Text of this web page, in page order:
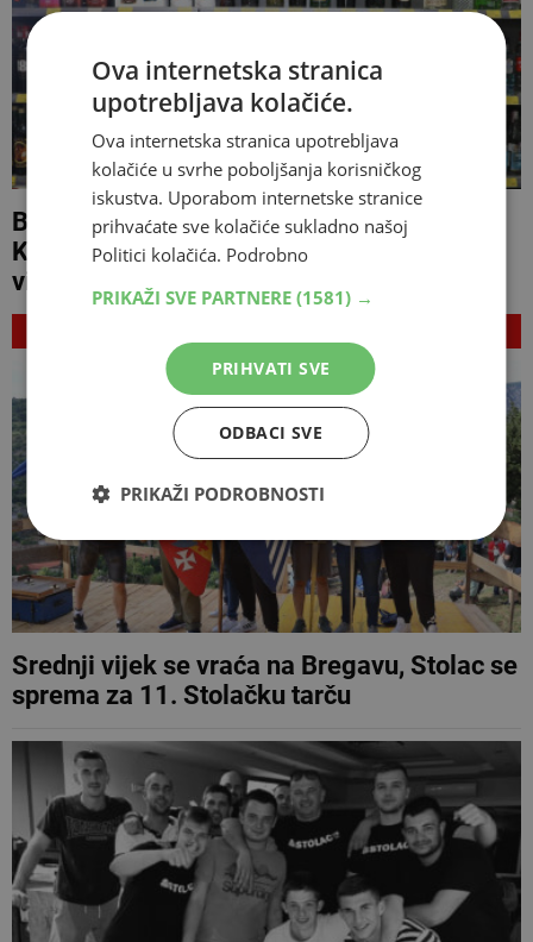
BiH uvezla alkohol vrijedan 224 milijuna
KM, najviše piva uvozimo iz Srbije, najviše
vina iz Hrvatske
Srednji vijek se vraća na Bregavu, Stolac se
sprema za 11. Stolačku tarču
Ova internetska stranica
upotrebljava kolačiće.
Ova internetska stranica upotrebljava
kolačiće u svrhe poboljšanja korisničkog
iskustva. Uporabom internetske stranice
prihvaćate sve kolačiće sukladno našoj
Politici kolačića. Podrobno
PRIKAŽI SVE PARTNERE (1581) →
PRIHVATI SVE
ODBACI SVE
PRIKAŽI PODROBNOSTI